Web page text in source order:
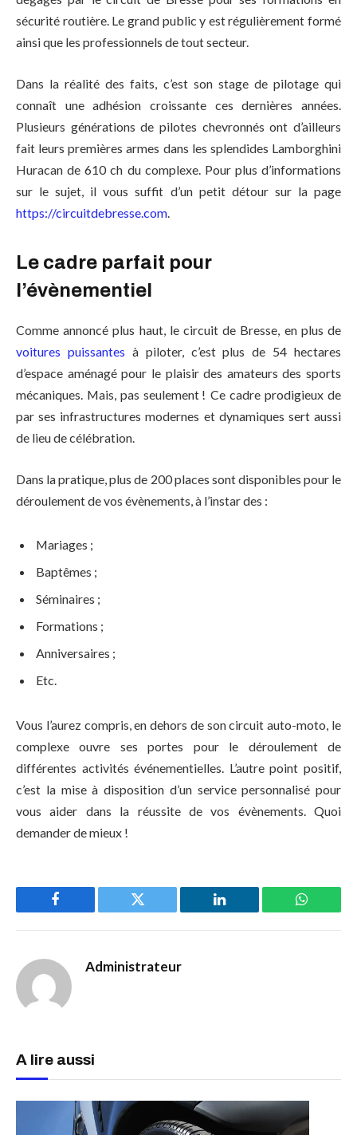
sécurité routière. Le grand public y est régulièrement formé
ainsi que les professionnels de tout secteur.
Dans la réalité des faits, c’est son stage de pilotage qui
connaît une adhésion croissante ces dernières années.
Plusieurs générations de pilotes chevronnés ont d’ailleurs
fait leurs premières armes dans les splendides Lamborghini
Huracan de 610 ch du complexe. Pour plus d’informations
sur le sujet, il vous suffit d’un petit détour sur la page
https://circuitdebresse.com.
Le cadre parfait pour
l’évènementiel
Comme annoncé plus haut, le circuit de Bresse, en plus de
voitures puissantes à piloter, c’est plus de 54 hectares
d’espace aménagé pour le plaisir des amateurs des sports
mécaniques. Mais, pas seulement ! Ce cadre prodigieux de
par ses infrastructures modernes et dynamiques sert aussi
de lieu de célébration.
Dans la pratique, plus de 200 places sont disponibles pour le
déroulement de vos évènements, à l’instar des :
Mariages ;
Baptêmes ;
Séminaires ;
Formations ;
Anniversaires ;
Etc.
Vous l’aurez compris, en dehors de son circuit auto-moto, le
complexe ouvre ses portes pour le déroulement de
différentes activités événementielles. L’autre point positif,
c’est la mise à disposition d’un service personnalisé pour
vous aider dans la réussite de vos évènements. Quoi
demander de mieux !
Facebook Twitter LinkedIn
Administrateur
A lire aussi